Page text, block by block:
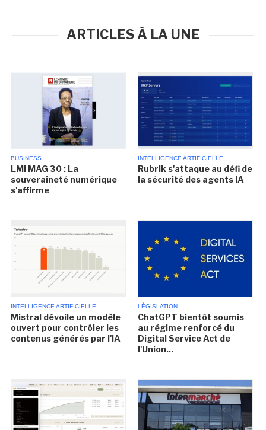
ARTICLES À LA UNE
BUSINESS
LMI MAG 30 : La
souveraineté numérique
s'affirme
INTELLIGENCE ARTIFICIELLE
Rubrik s'attaque au défi de
la sécurité des agents IA
INTELLIGENCE ARTIFICIELLE
Mistral dévoile un modèle
ouvert pour contrôler les
contenus générés par l'IA
LÉGISLATION
ChatGPT bientôt soumis
au régime renforcé du
Digital Service Act de
l'Union...